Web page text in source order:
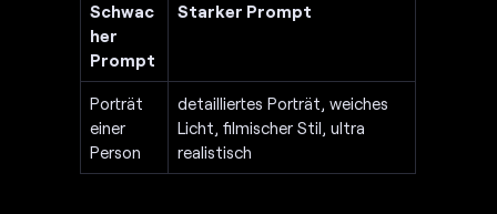
Schwac
her
Prompt
Starker Prompt
Porträt
einer
Person
detailliertes Porträt, weiches
Licht, filmischer Stil, ultra
realistisch